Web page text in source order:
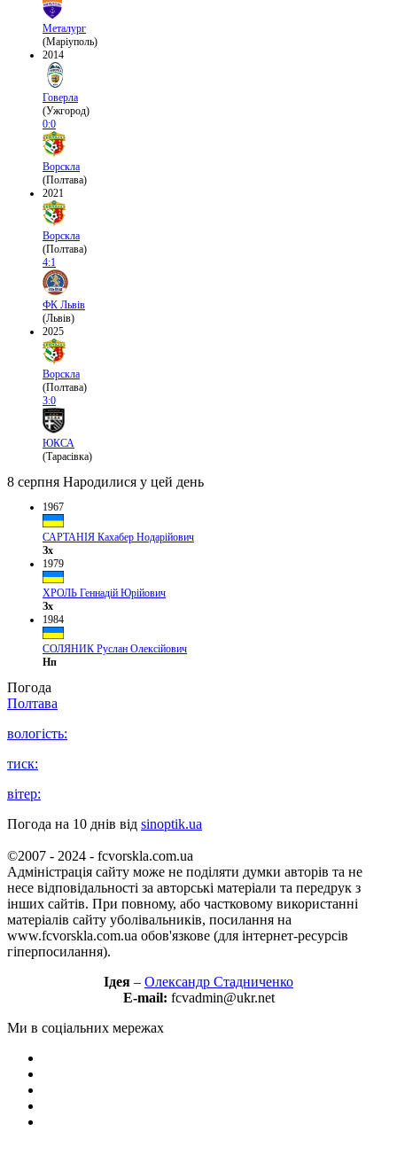
Металург
(Маріуполь)
2014
Говерла
(Ужгород)
0:0
Ворскла
(Полтава)
2021
Ворскла
(Полтава)
4:1
ФК Львів
(Львів)
2025
Ворскла
(Полтава)
3:0
ЮКСА
(Тарасівка)
8 серпня Народилися у цей день
1967
САРТАНІЯ Кахабер Нодарійович
Зх
1979
ХРОЛЬ Геннадій Юрійович
Зх
1984
СОЛЯНИК Руслан Олексійович
Нп
Погода
Полтава
вологість:
тиск:
вітер:
Погода на 10 днів від sinoptik.ua
©2007 - 2024 - fcvorskla.com.ua
Адміністрація сайту може не поділяти думки авторів та не
несе відповідальності за авторські матеріали та передрук з
інших сайтів. При повному, або частковому використанні
матеріалів сайту уболівальників, посилання на
www.fcvorskla.com.ua обов'язкове (для інтернет-ресурсів
гіперпосилання).
Ідея – Олександр Стадниченко
E-mail: fcvadmin@ukr.net
Ми в соціальних мережах